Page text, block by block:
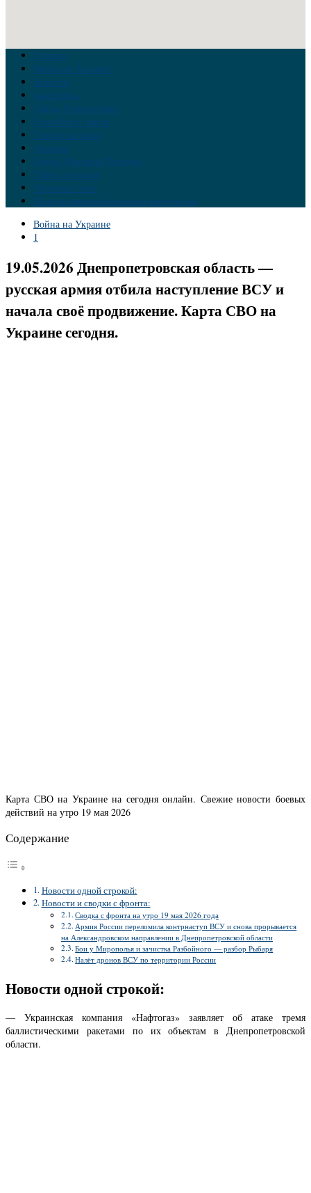
Главная
Война на Украине
Новости
Аналитика
Тайны Геополитики
Российские элиты
Теория заговора
Украина
Новый Мировой Порядок
Тайны истории
Обратная связь
Правила комментирования материалов
Война на Украине
1
19.05.2026 Днепропетровская область —
русская армия отбила наступление ВСУ и
начала своё продвижение. Карта СВО на
Украине сегодня.
Карта СВО на Украине на сегодня онлайн. Свежие новости боевых
действий на утро 19 мая 2026
Содержание
Новости одной строкой:
Новости и сводки с фронта:
Сводка с фронта на утро 19 мая 2026 года
Армия России переломила контрнаступ ВСУ и снова прорывается
на Александровском направлении в Днепропетровской области
Бои у Мирополья и зачистка Разбойного — разбор Рыбаря
Налёт дронов ВСУ по территории России
Новости одной строкой:
— Украинская компания «Нафтогаз» заявляет об атаке тремя
баллистическими ракетами по их объектам в Днепропетровской
области.